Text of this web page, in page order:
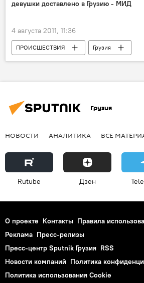
девушки доставлено в Грузию - МИД
4 августа 2011, 11:36
ПРОИСШЕСТВИЯ
Грузия
НОВОСТИ
Грузия
НОВОСТИ АНАЛИТИКА ВСЕ
Rutube Дзен
О проекте Контакты Правила
Реклама Пресс-релизы
Пресс-центр Sputnik Грузия RSS
Новости компаний Политика
Политика использования Cookie